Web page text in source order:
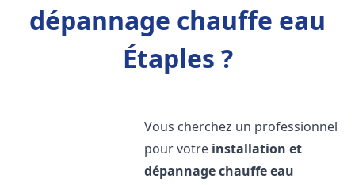
dépannage chauffe eau
Étaples ?
Vous cherchez un professionnel
pour votre installation et
dépannage chauffe eau